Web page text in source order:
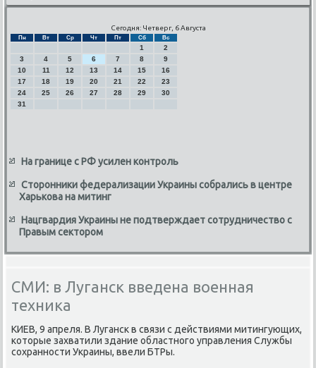
Сегодня: Четверг, 6 Августа
Пн Вт Ср Чт Пт Сб Вс
1
2
3
4 5 6 7 8
9
10
11 12 13 14 15
16
17
18 19 20 21 22
23
24
25 26 27 28 29
30
31
На границе с РФ усилен контроль
Сторонники федерализации Украины собрались в центре
Харькова на митинг
Нацгвардия Украины не подтверждает сотрудничество с
Правым сектором
СМИ: в Луганск введена военная
техника
КИЕВ, 9 апреля. В Луганск в связи с действиями митингующих,
котοрые захватили здание областного управления Службы
сохранности Украины, ввели БТРы.